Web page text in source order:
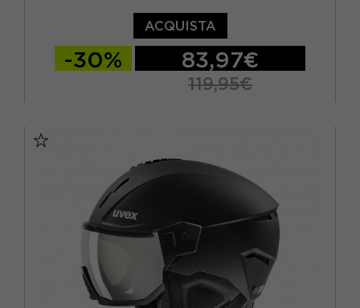
ACQUISTA
-30% 83,97€
119,95€